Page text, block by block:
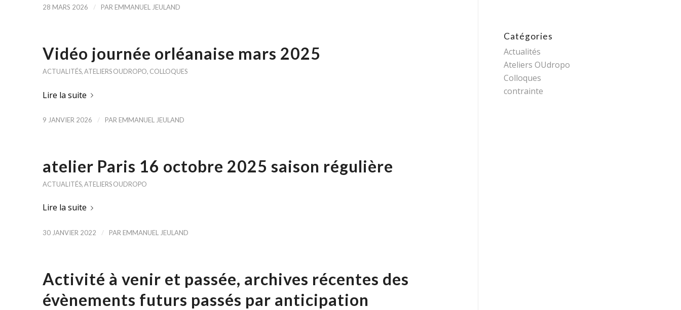
28 MARS 2026 / PAR EMMANUEL JEULAND
Vidéo journée orléanaise mars 2025
ACTUALITÉS,ATELIERS OUDROPO, COLLOQUES
Lire la suite
9 JANVIER 2026 / PAR EMMANUEL JEULAND
atelier Paris 16 octobre 2025 saison régulière
ACTUALITÉS,ATELIERS OUDROPO
Lire la suite
30 JANVIER 2022 / PAR EMMANUEL JEULAND
Activité à venir et passée, archives récentes des
évènements futurs passés par anticipation
Catégories
Actualités
Ateliers OUdropo
Colloques
contrainte